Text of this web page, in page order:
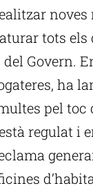
tots
Govern.
ha
pel toc
regulat i